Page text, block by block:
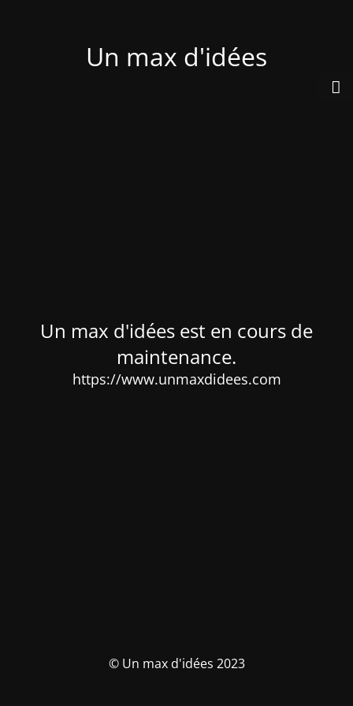
Un max d'idées
Un max d'idées est en cours de
maintenance.
https://www.unmaxdidees.com
© Un max d'idées 2023